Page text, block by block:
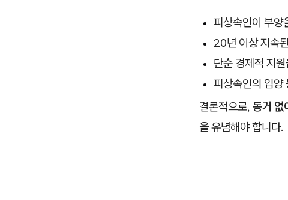
피상속인이 부양
20년 이상 지속
단순 경제적 지
피상속인의 입양
결론적으로, 동거 없
을 유념해야 합니다.